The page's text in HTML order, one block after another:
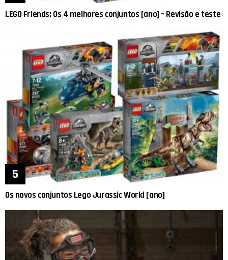
LEGO Friends: Os 4 melhores conjuntos [ano] – Revisão e teste
Os novos conjuntos Lego Jurassic World [ano]